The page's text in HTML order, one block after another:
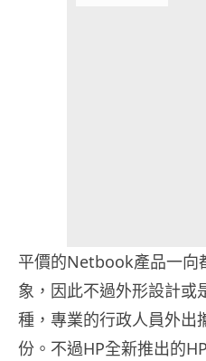
平價的Netbook產品一向
象，因此不過外形設計或
種，專業的行政人員外出
份。不過HP全新推出的